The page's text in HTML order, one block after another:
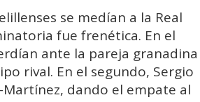
se medían a la Real
fue frenética. En el
ante la pareja granadina
rival. En el segundo, Sergio
dando el empate al